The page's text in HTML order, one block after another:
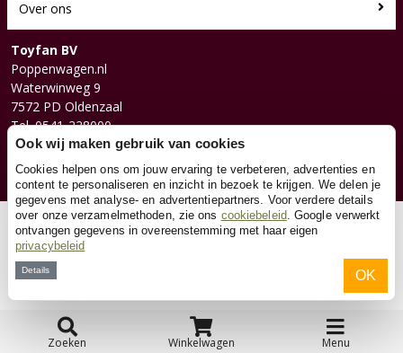
Zoeken Winkelwagen Menu
Over ons
Toyfan BV
Poppenwagen.nl
Waterwinweg 9
7572 PD Oldenzaal
Tel. 0541-228000
Facebook
Instagram
© 2026 Toyfan BV
Ook wij maken gebruik van cookies
Cookies helpen ons om jouw ervaring te verbeteren, advertenties en
content te personaliseren en inzicht in bezoek te krijgen. We delen je
gegevens met analyse- en advertentiepartners. Voor verdere details
over onze verzamelmethoden, zie ons cookiebeleid. Google verwerkt
ontvangen gegevens in overeenstemming met haar eigen
privacybeleid
Details OK